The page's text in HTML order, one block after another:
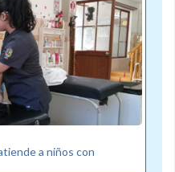
a niños con